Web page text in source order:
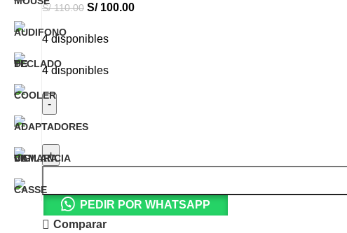
S/110.00 S/100.00
4 disponibles
4 disponibles
PEDIR POR WHATSAPP
Comparar